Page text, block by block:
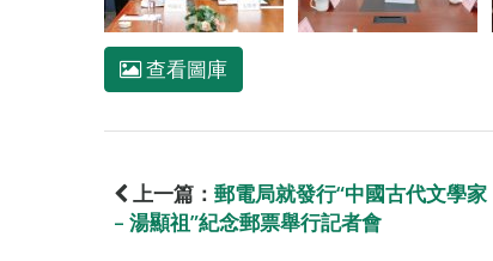
查看圖庫
上一篇： 郵電局就發行“中國古代文學家
– 湯顯祖”紀念郵票舉行記者會